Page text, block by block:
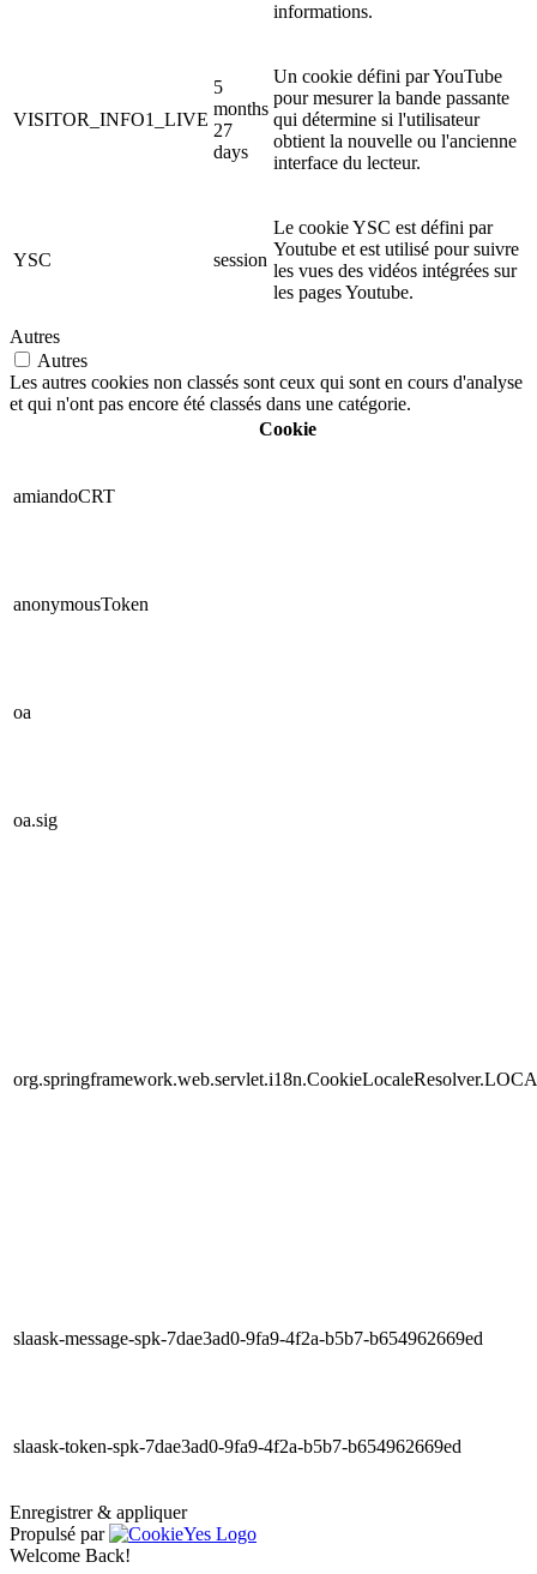
informations.
VISITOR_INFO1_LIVE
5
months
27
days
Un cookie défini par YouTube
pour mesurer la bande passante
qui détermine si l'utilisateur
obtient la nouvelle ou l'ancienne
interface du lecteur.
YSC session
Le cookie YSC est défini par
Youtube et est utilisé pour suivre
les vues des vidéos intégrées sur
les pages Youtube.
Autres
Autres
Les autres cookies non classés sont ceux qui sont en cours d'analyse
et qui n'ont pas encore été classés dans une catégorie.
Cookie
amiandoCRT
anonymousToken
oa
oa.sig
slaask-message-spk-7dae3ad0-9fa9-4f2a-b5b7-b654962669ed
slaask-token-spk-7dae3ad0-9fa9-4f2a-b5b7-b654962669ed
Enregistrer & appliquer
Propulsé par
Welcome Back!